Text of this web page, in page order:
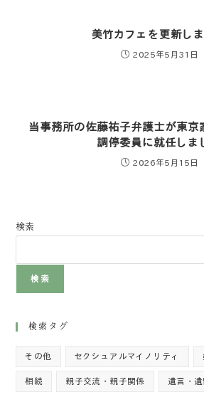
美竹カフェを更新し
2025年5月31日
当事務所の佐藤祐子弁護士が東京
調停委員に就任しま
2026年5月15日
検索
検索
検索タグ
その他 セクシュアルマイノリティ
相続 親子交流・親子関係 遺言・遺